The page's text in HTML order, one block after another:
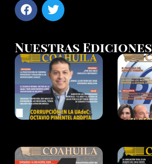
Nuestras Ediciones